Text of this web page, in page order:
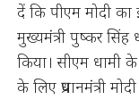
दें कि पीएम मोदी का
मुख्यमंत्री पुष्कर
किया। सीएम धामी
के लिए प्रधानमंत्री